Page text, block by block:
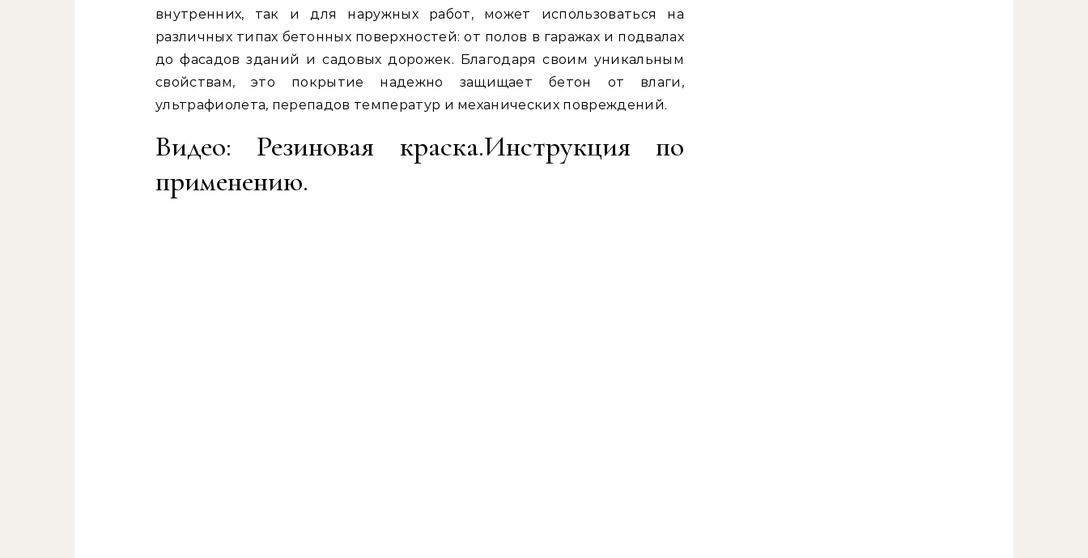
внутренних, так и для наружных работ, может использоваться на
различных типах бетонных поверхностей: от полов в гаражах и подвалах
до фасадов зданий и садовых дорожек. Благодаря своим уникальным
свойствам, это покрытие надежно защищает бетон от влаги,
ультрафиолета, перепадов температур и механических повреждений.
Видео: Резиновая краска.Инструкция по
применению.